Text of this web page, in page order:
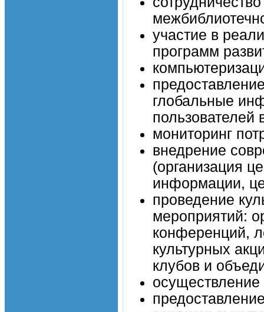
участие в
программ
глобальные
пользователей
мониторинг
внедрение
(организация
информации,
проведение
мероприятий:
конференций,
культурных
клубов и
осуществление